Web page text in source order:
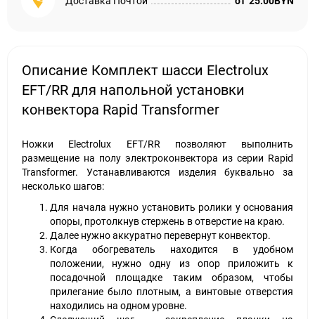
Описание Комплект шасси Electrolux
EFT/RR для напольной установки
конвектора Rapid Transformer
Ножки Electrolux EFT/RR позволяют выполнить
размещение на полу электроконвектора из серии Rapid
Transformer. Устанавливаются изделия буквально за
несколько шагов:
Для начала нужно установить ролики у основания
опоры, протолкнув стержень в отверстие на краю.
Далее нужно аккуратно перевернут конвектор.
Когда обогреватель находится в удобном
положении, нужно одну из опор приложить к
посадочной площадке таким образом, чтобы
прилегание было плотным, а винтовые отверстия
находились на одном уровне.